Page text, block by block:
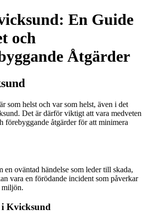
En Guide
och
Åtgärder
som helst och var som helst, även i det
Det är därför viktigt att vara medveten
förebyggande åtgärder för att minimera
en oväntad händelse som leder till skada,
vara en förödande incident som påverkar
miljön.
i Kvicksund